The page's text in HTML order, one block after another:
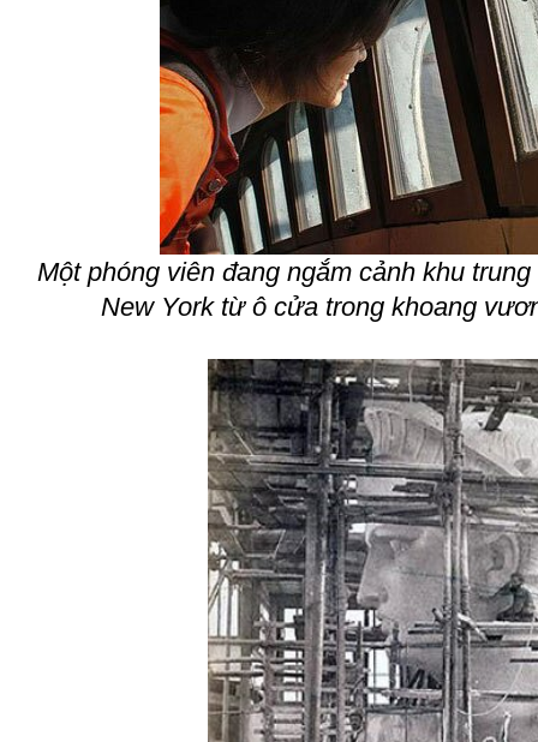
Một phóng viên đang ngắm cảnh khu
New York từ ô cửa trong khoang